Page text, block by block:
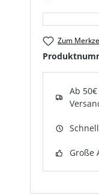
Zum
Ab
Große